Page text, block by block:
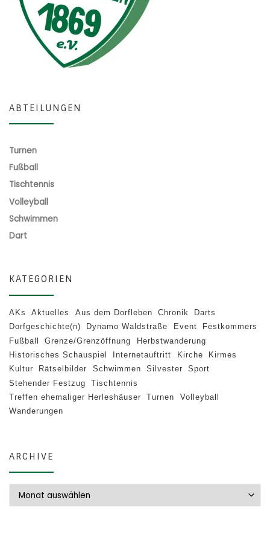
ABTEILUNGEN
Turnen
Fußball
Tischtennis
Volleyball
Schwimmen
Dart
KATEGORIEN
AKs Aktuelles Aus dem Dorfleben Chronik
Darts
Dorfgeschichte(n)
Dynamo Waldstraße Event
Festkommers
Fußball
Grenze/Grenzöffnung
Herbstwanderung
Historisches Schauspiel
Internetauftritt Kirche
Kirmes
Kultur
Rätselbilder Schwimmen Silvester
Sport
Stehender Festzug
Tischtennis
Treffen ehemaliger Herleshäuser
Turnen
Volleyball
Wanderungen
ARCHIVE